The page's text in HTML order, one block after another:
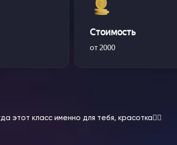
Стоимость
от 2000
класс именно для тебя, красотка👇🏻